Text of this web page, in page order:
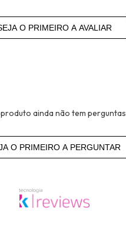
O PRIMEIRO A AVALIAR
ainda não tem perguntas
O PRIMEIRO A PERGUNTAR